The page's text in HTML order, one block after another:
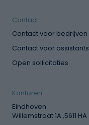
Contact
Contact voor bedrijven
Contact voor assistants
Open sollicitaties
Kantoren
Eindhoven
Willemstraat 1A ,5611 HA